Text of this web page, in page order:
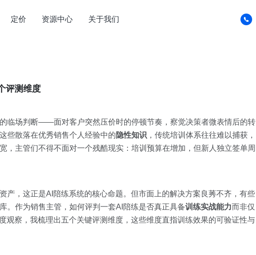
定价 资源中心 关于我们
评测维度
临场判断——面对客户突然压价时的停顿节奏，察觉决策者微表情后的转
些散落在优秀销售个人经验中的隐性知识 ，传统培训体系往往难以捕获，
，主管们不得不面对一个残酷现实：培训预算在增加，但新人独立签单周
产，这正是AI陪练系统的核心命题。但市面上的解决方案良莠不齐，有些
。作为销售主管，如何评判一套AI陪练是否真正具备训练实战能力而非仅
观察，我梳理出五个关键评测维度，这些维度直指训练效果的可验证性与